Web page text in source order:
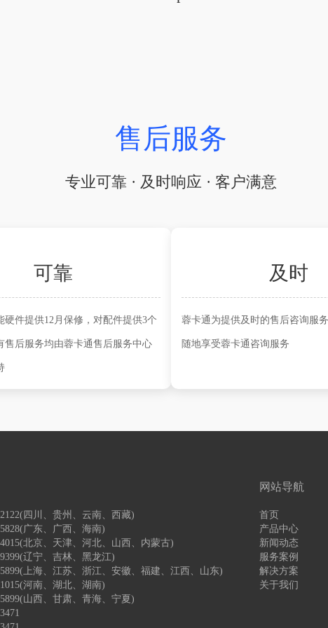
售后服务
专业可靠 · 及时响应 · 客户满意
可靠
硬件提供12月保修，对配件提供3个
售后服务均由蓉卡通售后服务中心
及时
蓉卡通为提供及时的售后咨询服
随地享受蓉卡通咨询服务
四川、贵州、云南、西藏)
广东、广西、海南)
北京、天津、河北、山西、内蒙古)
辽宁、吉林、黑龙江)
上海、江苏、浙江、安徽、福建、江西、山东)
河南、湖北、湖南)
山西、甘肃、青海、宁夏)
网站导航
首页
产品中心
新闻动态
服务案例
解决方案
关于我们